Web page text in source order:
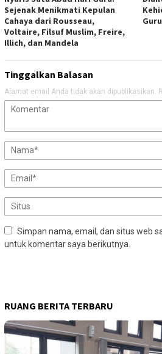
Sejenak Menikmati Kepulan
Cahaya dari Rousseau,
Voltaire, Filsuf Muslim, Freire,
Illich, dan Mandela
Tinggalkan Balasan
Alamat email Anda tidak akan dipublikasikan.
Simpan nama, email, dan situs web
untuk komentar saya berikutnya.
RUANG BERITA TERBARU